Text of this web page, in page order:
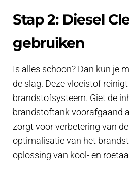
Stap 2: Diesel
gebruiken
Is alles schoon? Dan kun je
de slag. Deze vloeistof
brandstofsysteem. Giet de
brandstoftank voorafgaand
zorgt voor verbetering van
optimalisatie van het
oplossing van kool- en